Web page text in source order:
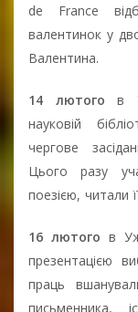
de France
валентинок у
Валентина.
14 лютого в
науковій
чергове
Цього разу
поезією, читали
16 лютого в
презентацією
праць
письменника,